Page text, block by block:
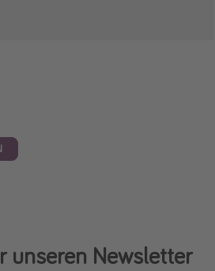
unseren Newsletter